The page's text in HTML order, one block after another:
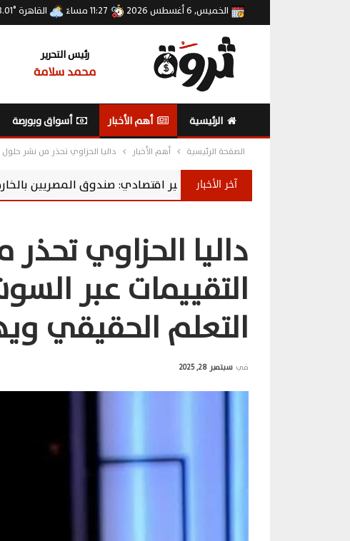
الخميس, 6 أغسطس 2026 القاهرة°
رئيس التحرير
محمد سلامة
الرئيسية أهم الأخبار أسواق وبورصة
الصفحة الرئيسية أهم الأخبار داليا الحزاوي تحذر من نشر
آخر الأخبار
خبير اقتصادي: صندوق المصريين بالخارج يحول المدخرات
داليا الحزاوي
التقييمات عبر
التعلم الحقيقي
في سبتمبر 28, 2025